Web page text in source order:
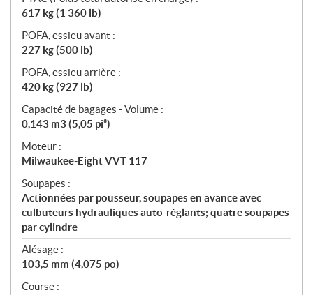
617 kg (1 360 lb)
POFA, essieu avant :
227 kg (500 lb)
POFA, essieu arrière :
420 kg (927 lb)
Capacité de bagages - Volume :
0,143 m3 (5,05 pi³)
Moteur :
Milwaukee-Eight VVT 117
Soupapes :
Actionnées par pousseur, soupapes en avance avec
culbuteurs hydrauliques auto-réglants; quatre soupapes
par cylindre
Alésage :
103,5 mm (4,075 po)
Course :